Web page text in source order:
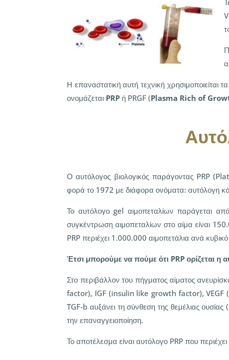
Η επαναστατική αυτή τεχνική χρησιμοποιείται
ονομάζεται PRP ή PRGF (Plasma Rich of
Ο αυτόλογος βιολογικός παράγοντας PRP
φορά το 1972 με διάφορα ονόματα: αυτόλογη
Το αυτόλογο gel αιμοπεταλίων παράγεται
συγκέντρωση αιμοπεταλίων στο αίμα είναι
PRP περιέχει 1.000.000 αιμοπετάλια ανά
Έτσι μπορούμε να πούμε ότι PRP ορίζεται
Στο περιβάλλον του πήγματος αίματος
factor), IGF (insulin like growth factor),
TGF-b αυξάνει τη σύνθεση της θεμέλιας
την επαναγγειοποίηση.
Το αποτέλεσμα είναι αυτόλογο PRP που